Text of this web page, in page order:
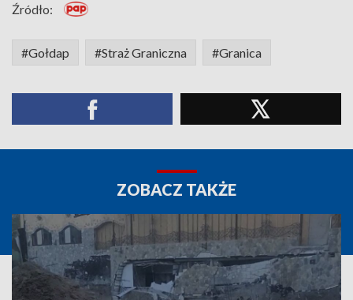
Źródło:
#Gołdap #Straż Graniczna #Granica
ZOBACZ TAKŻE